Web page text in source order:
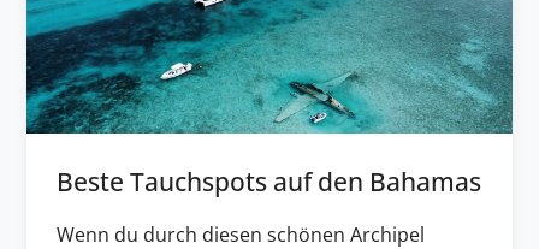
Beste Tauchspots auf den Bahamas
Wenn du durch diesen schönen Archipel